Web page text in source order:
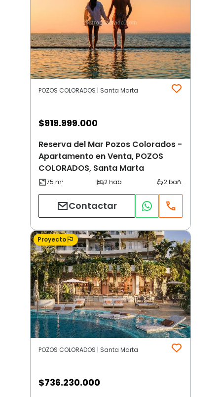
POZOS COLORADOS | Santa Marta
$919.999.000
Reserva del Mar Pozos Colorados -
Apartamento en Venta, POZOS
COLORADOS, Santa Marta
Contactar
Proyecto
POZOS COLORADOS | Santa Marta
$736.230.000